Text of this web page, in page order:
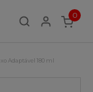
0
ITEMS
Adaptável 180 ml